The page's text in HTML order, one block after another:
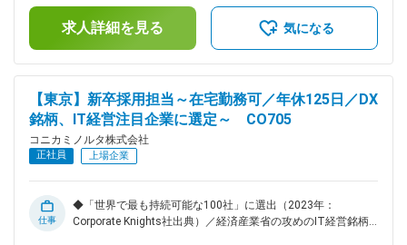
の構築と継続的な改善を推進する役割を担っています。 ◆仕事
内容 コニカミノルタのセンシング事業における自社開発製品
の品質保証業務を基盤としながら、M&Aにより取得した海外
おける品質保証業務の推進、品質コンプライアンス遵守活動、
および品質改善活動をリードしていただきます。コニカミノル
タにおける品質保証業務の概要については、入社後に専任メン
バーによる教育を通じて習得していただきます。海外グループ
会社の製品には、ハードウェア（電子機器）、ソフトウェア、
および特定顧客向けのインテグレーションサービスが含まれま
ェア・サービスの品質保証業務を強化し、事業品質向上に直接
貢献できる点が魅力です。約3年の事業部での経験を通じて、
り、選考を通じて上下する可能性があります。月給(月額)は固
定手当を含めた表記です。
求人詳細を見る 気になる
【東京】新卒採用担当～在宅勤務可／年休125日／DX
銘柄、IT経営注目企業に選定～ CO705
コニカミノルタ株式会社
正社員 上場企業
仕事
◆「世界で最も持続可能な100社」に選出（2023年：
Corporate Knights社出典）／経済産業省の攻めのIT経営銘柄